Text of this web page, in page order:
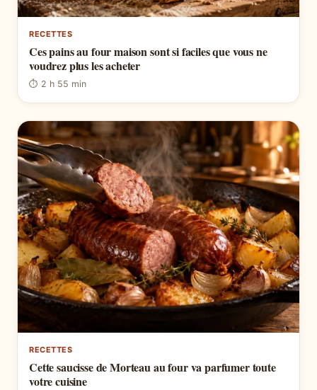
RECETTES
Ces pains au four maison sont si faciles que vous ne
voudrez plus les acheter
⏱ 2 h 55 min
RECETTES
Cette saucisse de Morteau au four va parfumer toute
votre cuisine